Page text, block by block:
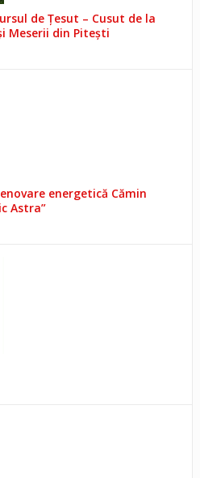
de Țesut – Cusut de la
Meserii din Pitești
energetică Cămin
Astra”